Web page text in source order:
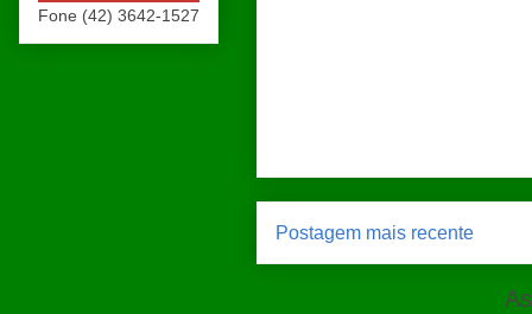
Postagem mais recente
Fone (42) 3642-1527